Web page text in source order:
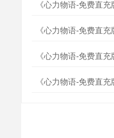
《心力物语-免费直充
《心力物语-免费直充
《心力物语-免费直充
《心力物语-免费直充